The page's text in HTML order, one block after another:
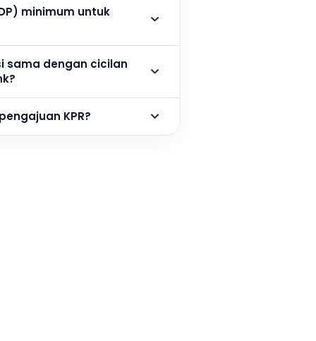
minimum untuk
sama dengan cicilan
KPR?